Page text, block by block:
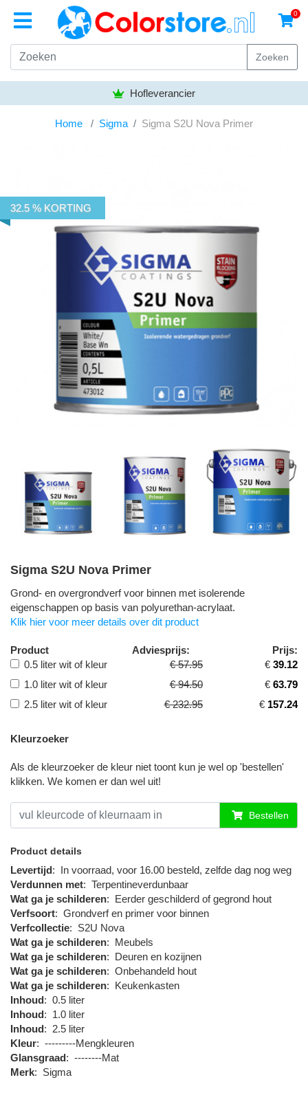
0
Zoeken
Hofleverancier
Home Sigma Sigma S2U Nova Primer
32.5 % KORTING
Sigma S2U Nova Primer
Grond- en overgrondverf voor binnen met isolerende
eigenschappen op basis van polyurethan-acrylaat.
Klik hier voor meer details over dit product
Product Adviesprijs:
Prijs:
0.5 liter wit of kleur
€ 57.95 € 39.12
1.0 liter wit of kleur
€ 94.50 € 63.79
2.5 liter wit of kleur
€ 232.95 € 157.24
Kleurzoeker
Als de kleurzoeker de kleur niet toont kun je wel op 'bestellen'
klikken. We komen er dan wel uit!
Bestellen
Product details
Levertijd: In voorraad, voor 16.00 besteld, zelfde dag nog weg
Verdunnen met: Terpentineverdunbaar
Wat ga je schilderen: Eerder geschilderd of gegrond hout
Verfsoort: Grondverf en primer voor binnen
Verfcollectie: S2U Nova
Wat ga je schilderen: Meubels
Wat ga je schilderen: Deuren en kozijnen
Wat ga je schilderen: Onbehandeld hout
Wat ga je schilderen: Keukenkasten
Inhoud: 0.5 liter
Inhoud: 1.0 liter
Inhoud: 2.5 liter
Kleur: ---------Mengkleuren
Glansgraad: --------Mat
Merk: Sigma